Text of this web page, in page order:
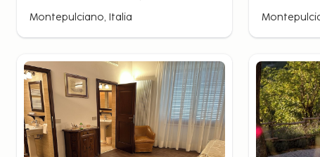
kesäaikaan kaupungissa on paljon turisteja.
Maakunnasta löytyy monia muita viihtyisiä ja
Chianciano Termen kylpyläpaikkakunta esitellään
maksettavaa turistiveroa suunnitellaan. Vielä ei
paikkakunnilla sitä peritään.
Montepulciano, Italia